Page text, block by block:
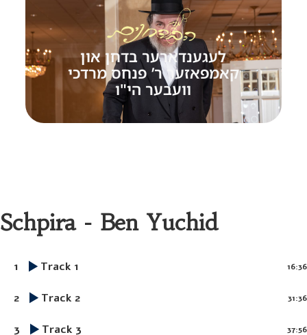
לעגענדארער בדחן און
קאמפאזער ר’ פנחס מרדכי
וועבער הי"ו
Schpira - Ben Yuchid
1 Track 1 16:36
2 Track 2 31:36
3 Track 3 37:56